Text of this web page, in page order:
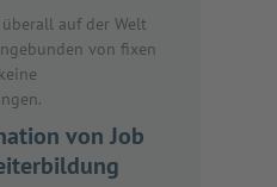
auf der Welt
von fixen
von Job